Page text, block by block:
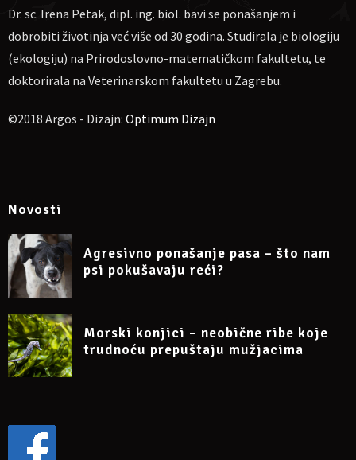
https://www.facebook.com/events/1509247383992143/1509247
390658809
Dr. sc. Irena Petak, dipl. ing. biol. bavi se ponašanjem i
dobrobiti životinja već više od 30 godina. Studirala je biologiju
(ekologiju) na Prirodoslovno-matematičkom fakultetu, te
doktorirala na Veterinarskom fakultetu u Zagrebu.
©2018 Argos - Dizajn: Optimum Dizajn
Novosti
Agresivno ponašanje pasa – što nam
psi pokušavaju reći?
Morski konjici – neobične ribe koje
trudnoću prepuštaju mužjacima